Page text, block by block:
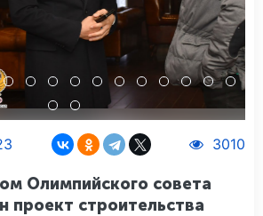
3010
Олимпийского совета
проект строительства